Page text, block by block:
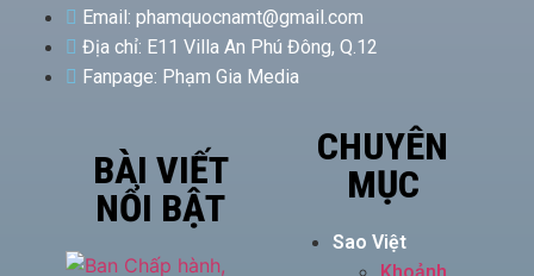
Email: phamquocnamt@gmail.com
Địa chỉ: E11 Villa An Phú Đông, Q.12
Fanpage: Phạm Gia Media
BÀI VIẾT
NỔI BẬT
CHUYÊN
MỤC
Sao Việt
Khoảnh